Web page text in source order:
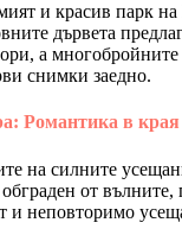
и красив парк на
дървета
а
снимки заедно.
Романтика в
на силните
от
и неповторимо